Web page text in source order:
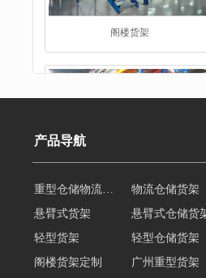
堆垛架
产品导航
悬臂式货架 悬臂式仓储货架
轻型货架
轻型仓储货架
阁楼货架定制
广州重型货架
仓储货架品牌
阁楼式仓库货架